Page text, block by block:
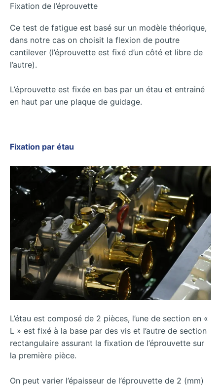
Fixation de l’éprouvette
Ce test de fatigue est basé sur un modèle théorique,
dans notre cas on choisit la flexion de poutre
cantilever (l’éprouvette est fixé d’un côté et libre de
l’autre).
L’éprouvette est fixée en bas par un étau et entrainé
en haut par une plaque de guidage.
Fixation par étau
L’étau est composé de 2 pièces, l’une de section en «
L » est fixé à la base par des vis et l’autre de section
rectangulaire assurant la fixation de l’éprouvette sur
la première pièce.
On peut varier l’épaisseur de l’éprouvette de 2 (mm)